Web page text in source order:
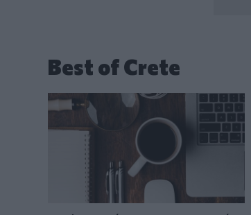
Best of Crete